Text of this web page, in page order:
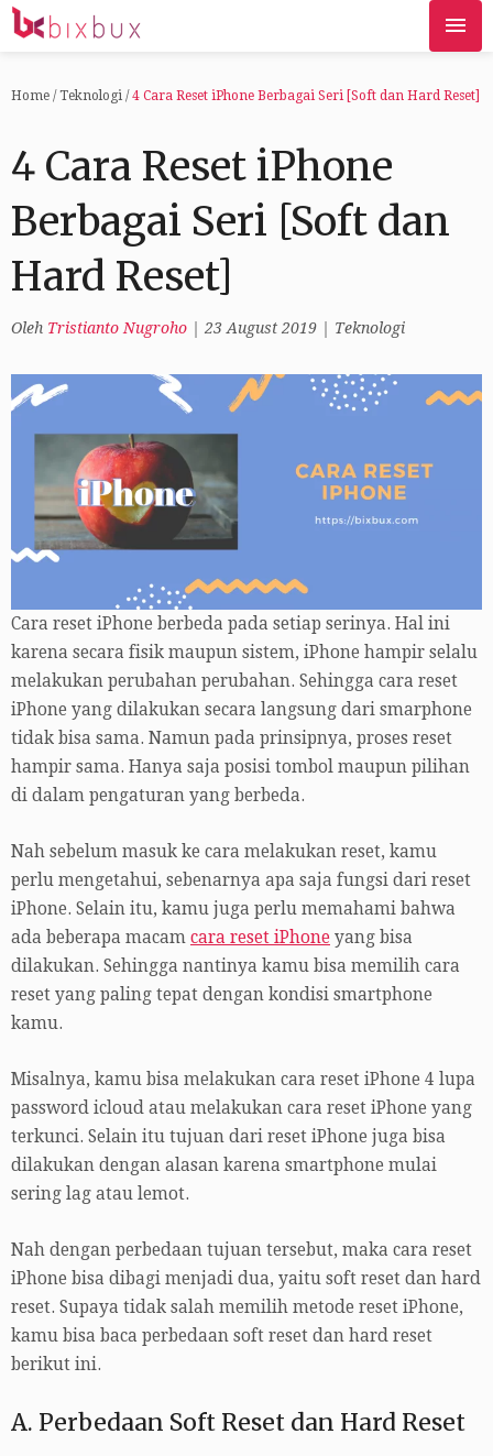
Home / Teknologi / 4 Cara Reset iPhone Berbagai Seri [Soft dan Hard Reset]
4 Cara Reset iPhone
Berbagai Seri [Soft dan
Hard Reset]
Oleh Tristianto Nugroho 23 August 2019 Teknologi
Cara reset iPhone berbeda pada setiap serinya. Hal ini
karena secara fisik maupun sistem, iPhone hampir selalu
melakukan perubahan perubahan. Sehingga cara reset
iPhone yang dilakukan secara langsung dari smarphone
tidak bisa sama. Namun pada prinsipnya, proses reset
hampir sama. Hanya saja posisi tombol maupun pilihan
di dalam pengaturan yang berbeda.
Nah sebelum masuk ke cara melakukan reset, kamu
perlu mengetahui, sebenarnya apa saja fungsi dari reset
iPhone. Selain itu, kamu juga perlu memahami bahwa
ada beberapa macam cara reset iPhone yang bisa
dilakukan. Sehingga nantinya kamu bisa memilih cara
reset yang paling tepat dengan kondisi smartphone
kamu.
Misalnya, kamu bisa melakukan cara reset iPhone 4 lupa
password icloud atau melakukan cara reset iPhone yang
terkunci. Selain itu tujuan dari reset iPhone juga bisa
dilakukan dengan alasan karena smartphone mulai
sering lag atau lemot.
Nah dengan perbedaan tujuan tersebut, maka cara reset
iPhone bisa dibagi menjadi dua, yaitu soft reset dan hard
reset. Supaya tidak salah memilih metode reset iPhone,
kamu bisa baca perbedaan soft reset dan hard reset
berikut ini.
A. Perbedaan Soft Reset dan Hard Reset